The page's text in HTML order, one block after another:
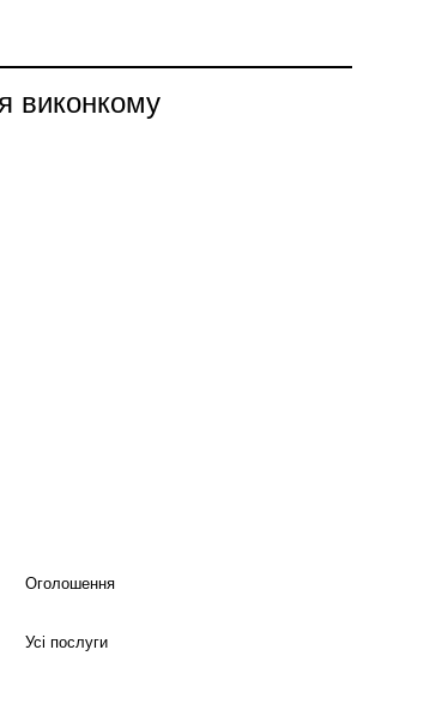
виконкому
Оголошення
Усі послуги